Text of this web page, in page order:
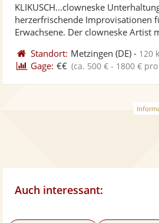
KLIKUSCH...clowneske
herzerfrischende Improvisationen
Erwachsene. Der clowneske Artist
Standort: Metzingen (DE) - 120
Gage: €€ (ca. 500 € - 1800 €
Auch interessant: